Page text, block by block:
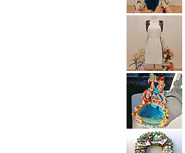
Bridesmaid
Evening
AX
Blue
Formal
Dress
size
18
Forever
21
Sleeveless
Black
Lace
Casual
Dress
Size
VINTAGE
DISNEY
FOUNTAIN